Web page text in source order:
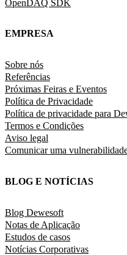
OpenDAQ SDK
EMPRESA
Sobre nós
Referências
Próximas Feiras e Eventos
Política de Privacidade
Política de privacidade para
Termos e Condições
Aviso legal
Comunicar uma
BLOG E NOTÍCIAS
Blog Dewesoft
Notas de Aplicação
Estudos de casos
Notícias Corporativas